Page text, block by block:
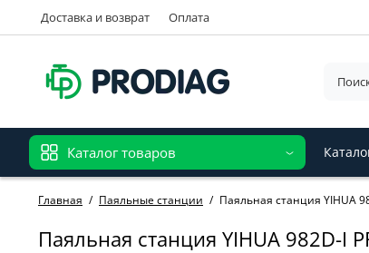
Доставка и возврат Оплата
Каталог товаров
Главная Паяльные станции Паяльная станция YIHUA
Паяльная станция YIHUA 982D-I